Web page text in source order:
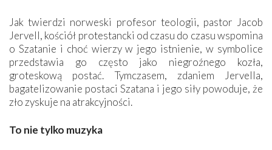
Jak twierdzi norweski profesor teologii, pastor Jacob
Jervell, kościół protestancki od czasu do czasu wspomina
o Szatanie i choć wierzy w jego istnienie, w symbolice
przedstawia go często jako niegroźnego kozła,
groteskową postać. Tymczasem, zdaniem Jervella,
bagatelizowanie postaci Szatana i jego siły powoduje, że
zło zyskuje na atrakcyjności.
To nie tylko muzyka